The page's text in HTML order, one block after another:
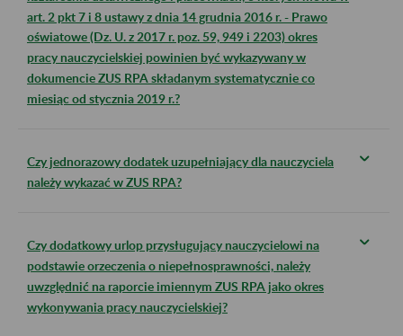
art. 2 pkt 7 i 8 ustawy z dnia 14 grudnia 2016 r. - Prawo
oświatowe (Dz. U. z 2017 r. poz. 59, 949 i 2203) okres
pracy nauczycielskiej powinien być wykazywany w
dokumencie ZUS RPA składanym systematycznie co
miesiąc od stycznia 2019 r.?
Czy jednorazowy dodatek uzupełniający dla nauczyciela
należy wykazać w ZUS RPA?
Czy dodatkowy urlop przysługujący nauczycielowi na
podstawie orzeczenia o niepełnosprawności, należy
uwzględnić na raporcie imiennym ZUS RPA jako okres
wykonywania pracy nauczycielskiej?